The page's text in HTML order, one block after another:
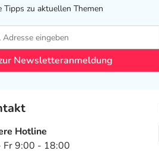
Tipps zu aktuellen Themen
Newsletteranmeldung
Hotline
Fr 9:00 - 18:00